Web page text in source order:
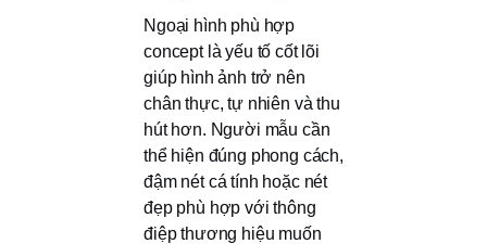
Ngoại hình phù hợp
concept là yếu tố cốt lõi
giúp hình ảnh trở nên
chân thực, tự nhiên và thu
hút hơn. Người mẫu cần
thể hiện đúng phong cách,
đậm nét cá tính hoặc nét
đẹp phù hợp với thông
điệp thương hiệu muốn